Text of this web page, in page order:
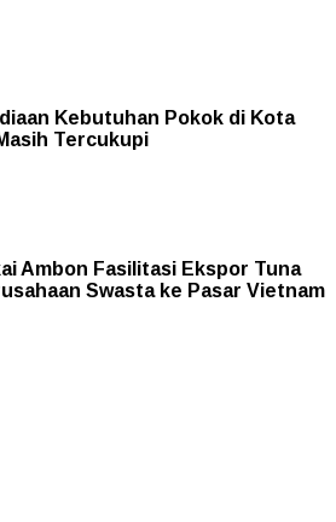
Kebutuhan Pokok di Kota
Tercukupi
Ambon Fasilitasi Ekspor Tuna
Swasta ke Pasar Vietnam